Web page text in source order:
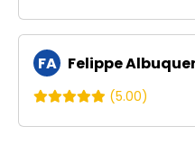
FA Felippe
(5.00)